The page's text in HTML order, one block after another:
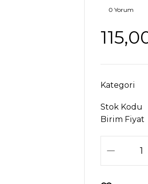
0 Yorum
Kategori
Stok Kodu
Birim Fiyat